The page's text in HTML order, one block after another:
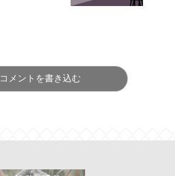
コメントを書き込む